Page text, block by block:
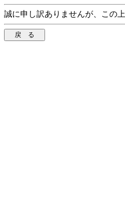
誠に申し訳ありませんが、この